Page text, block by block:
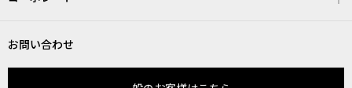
お問い合わせ